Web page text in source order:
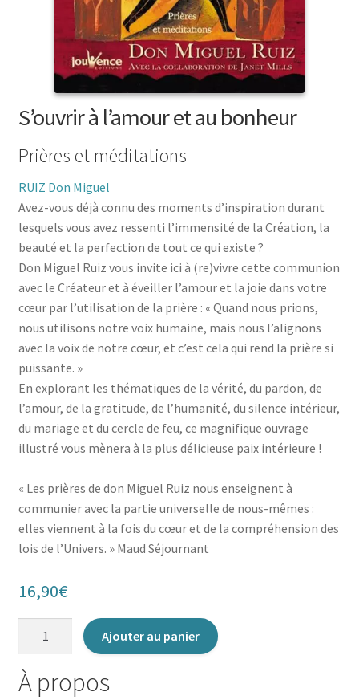
Médecine douces
S’ouvrir à l’amour et au bonheur
Prières et méditations
RUIZ Don Miguel
Avez-vous déjà connu des moments d’inspiration durant
lesquels vous avez ressenti l’immensité de la Création, la
beauté et la perfection de tout ce qui existe ?
Don Miguel Ruiz vous invite ici à (re)vivre cette communion
avec le Créateur et à éveiller l’amour et la joie dans votre
cœur par l’utilisation de la prière : « Quand nous prions,
nous utilisons notre voix humaine, mais nous l’alignons
avec la voix de notre cœur, et c’est cela qui rend la prière si
puissante. »
En explorant les thématiques de la vérité, du pardon, de
l’amour, de la gratitude, de l’humanité, du silence intérieur,
du mariage et du cercle de feu, ce magnifique ouvrage
illustré vous mènera à la plus délicieuse paix intérieure !
« Les prières de don Miguel Ruiz nous enseignent à
communier avec la partie universelle de nous-mêmes :
elles viennent à la fois du cœur et de la compréhension des
lois de l’Univers. » Maud Séjournant
16,90€
S'ouvrir
à
Ajouter au panier
À propos